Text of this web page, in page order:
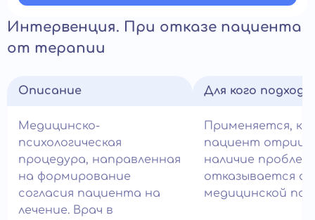
Интервенция. При отказе пациента
от терапии
Описание
Медицинско-
психологическая
процедура, направленная
на формирование
согласия пациента на
лечение. Врач в
Для кого
Применяется,
пациент
наличие
отказывается
медицинской